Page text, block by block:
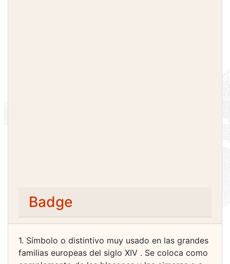
Badge
1. Símbolo o distintivo muy usado en las grandes
familias europeas del siglo XIV . Se coloca como